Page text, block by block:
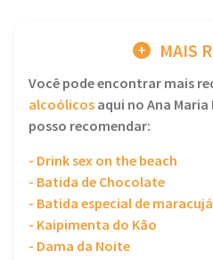
MAIS
Você pode encontrar mais
alcoólicosaqui no Ana
posso recomendar:
- Drink sex on the beach
- Batida de Chocolate
- Batida especial de maracujá
- Kaipimenta do Kão
- Dama da Noite